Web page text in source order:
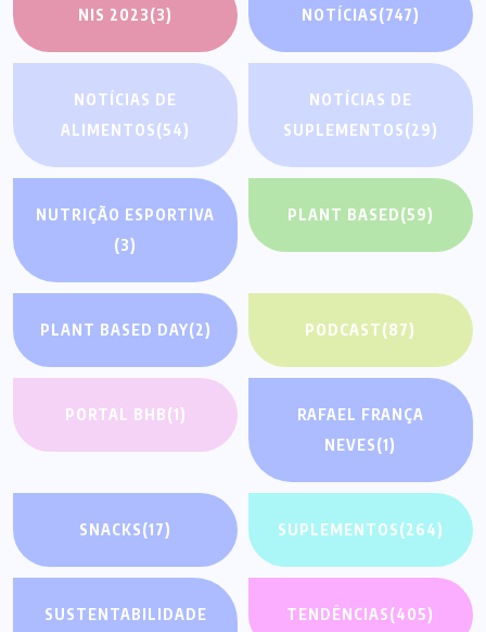
NIS 2023(3) NOTÍCIAS(747)
NOTÍCIAS DE
ALIMENTOS(54)
NOTÍCIAS DE
SUPLEMENTOS(29)
NUTRIÇÃO ESPORTIVA
(3)
PLANT BASED(59)
PLANT BASED DAY(2) PODCAST(87)
PORTAL BHB(1)
RAFAEL FRANÇA
NEVES(1)
SNACKS(17) SUPLEMENTOS(264)
SUSTENTABILIDADE
TENDÊNCIAS(405)